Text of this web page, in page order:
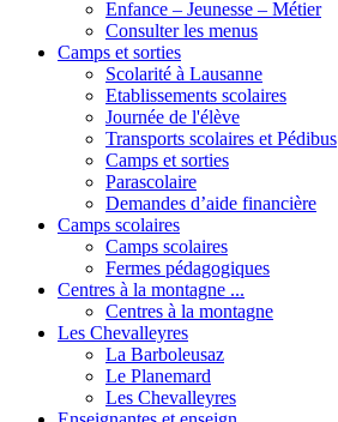
Enfance – Jeunesse – Métier
Consulter les menus
Camps et sorties
Scolarité à Lausanne
Etablissements scolaires
Journée de l'élève
Transports scolaires et Pédibus
Camps et sorties
Parascolaire
Demandes d’aide financière
Camps scolaires
Camps scolaires
Fermes pédagogiques
Centres à la montagne ...
Centres à la montagne
Les Chevalleyres
La Barboleusaz
Le Planemard
Les Chevalleyres